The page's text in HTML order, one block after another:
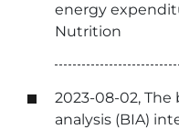
energy
Nutrition
2023-08-02,
analysis (BIA)